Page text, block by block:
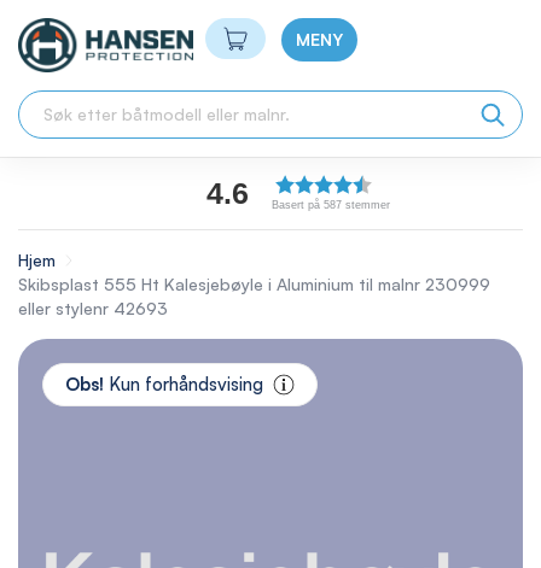
Min handlekurv
MENY
4.6 Basert på 587 stemmer
Hjem
Skibsplast 555 Ht Kalesjebøyle i Aluminium til malnr 230999
eller stylenr 42693
Skip
Obs! Kun forhåndsvising